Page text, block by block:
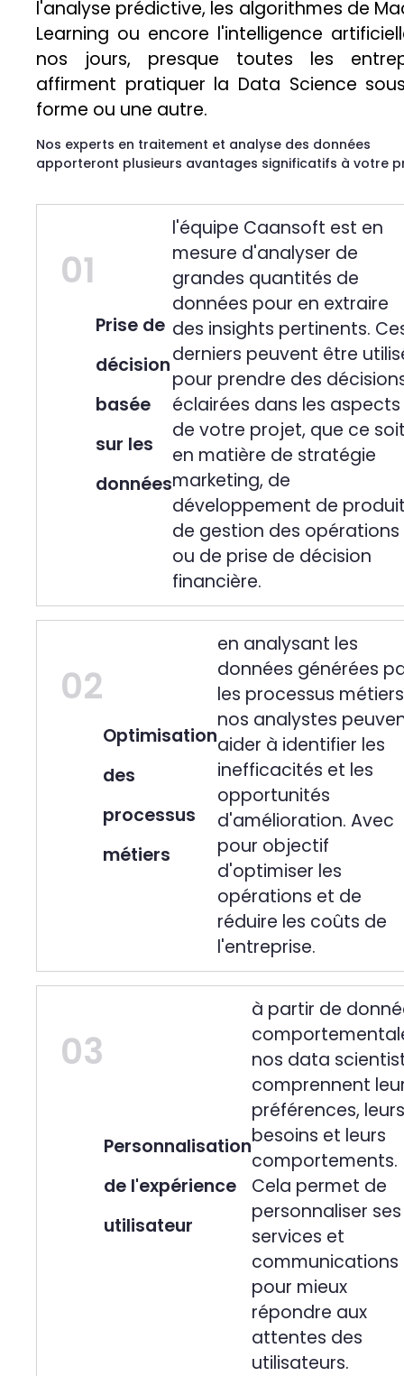
l'analyse prédictive, les algorithmes de
Learning ou encore l'intelligence
nos jours, presque toutes les
affirment pratiquer la Data Science
forme ou une autre.
Nos experts en traitement et analyse des données
apporteront plusieurs avantages significatifs à votre
01
Prise de
décision
basée
sur les
données
l'équipe Caansoft est en
mesure d'analyser de
grandes quantités de
données pour en extraire
des insights pertinents.
derniers peuvent être
pour prendre des
éclairées dans les aspects
de votre projet, que ce
en matière de stratégie
marketing, de
développement de
de gestion des opérations
ou de prise de décision
financière.
02
Optimisation
des
processus
métiers
en analysant les
données générées
les processus
nos analystes
aider à identifier les
inefficacités et les
opportunités
d'amélioration. Avec
pour objectif
d'optimiser les
opérations et de
réduire les coûts de
l'entreprise.
03
Personnalisation
de l'expérience
utilisateur
à partir de
nos data
comprennent
préférences, leurs
besoins et leurs
comportements.
Cela permet de
personnaliser ses
services et
communications
pour mieux
répondre aux
attentes des
utilisateurs.